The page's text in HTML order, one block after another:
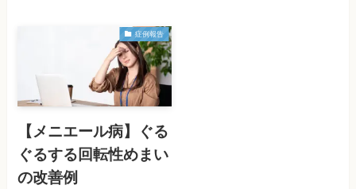
症例報告
【メニエール病】ぐる
ぐるする回転性めまい
の改善例